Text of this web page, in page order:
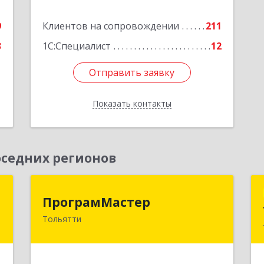
Клиентов на сопровождении
211
1С:Специалист
12
Отправить заявку
Показать контакты
Отправить заявку
Назад
регионов
ПрограмМастер
Тольятти
445004, Самарская обл, Тольятти г,